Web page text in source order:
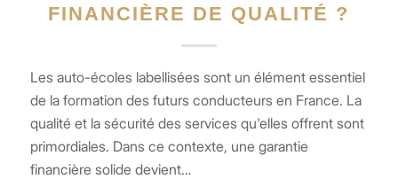
FINANCIÈRE DE QUALITÉ ?
Les auto-écoles labellisées sont un élément essentiel
de la formation des futurs conducteurs en France. La
qualité et la sécurité des services qu'elles offrent sont
primordiales. Dans ce contexte, une garantie
financière solide devient…